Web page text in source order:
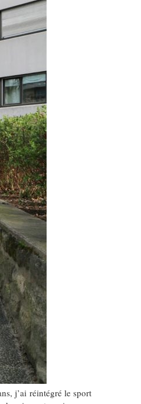
j’ai réintégré le sport